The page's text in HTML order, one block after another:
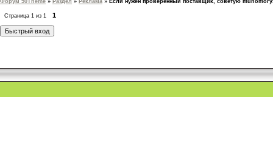
Форум 50Theme » Раздел » Реклама » Если нужен проверенный поставщик, советую
Страница 1 из 1 1